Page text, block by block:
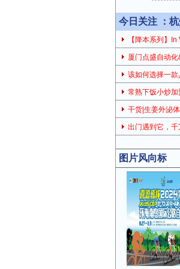
今日关注 ：
【降本系列】
厦门点盛自动化
该如何选择一
常熟下饭小炒加
干货|生姜外泌
出门遇到它，
图片风向标